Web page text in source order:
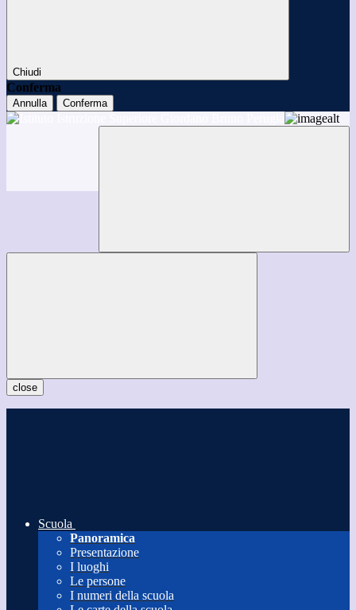
Chiudi
Conferma
Annulla Conferma
close
Scuola
Panoramica
Presentazione
I luoghi
Le persone
I numeri della scuola